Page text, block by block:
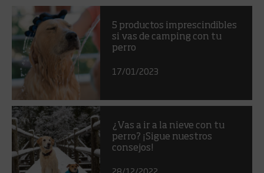
5 productos imprescindibles
si vas de camping con tu
perro
17/01/2023
¿Vas a ir a la nieve con tu
perro? ¡Sigue nuestros
consejos!